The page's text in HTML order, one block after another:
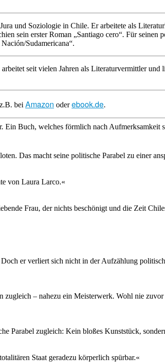
und Soziologie in Chile. Er arbeitete als
sein erster Roman „Santiago cero“. Für
Sudamericana“.
seit vielen Jahren als Literaturvermittler
bei Amazon oderebook.de.
Buch, welches förmlich nach Aufmerksamkeit
Das macht seine politische Parabel zu einer
von Laura Larco.«
Frau, der nichts beschönigt und die Zeit
er verliert sich nicht in der Aufzählung
– nahezu ein Meisterwerk. Wohl nie
Parabel zugleich: Kein bloßes Kunststück,
Staat geradezu körperlich spürbar.«